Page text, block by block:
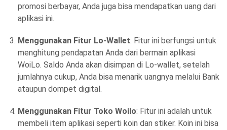
promosi berbayar, Anda juga bisa mendapatkan uang dari
aplikasi ini.
Menggunakan Fitur Lo-Wallet: Fitur ini berfungsi untuk
menghitung pendapatan Anda dari bermain aplikasi
WoiLo. Saldo Anda akan disimpan di Lo-wallet, setelah
jumlahnya cukup, Anda bisa menarik uangnya melalui Bank
ataupun dompet digital.
Menggunakan Fitur Toko Woilo: Fitur ini adalah untuk
membeli item aplikasi seperti koin dan stiker. Koin ini bisa